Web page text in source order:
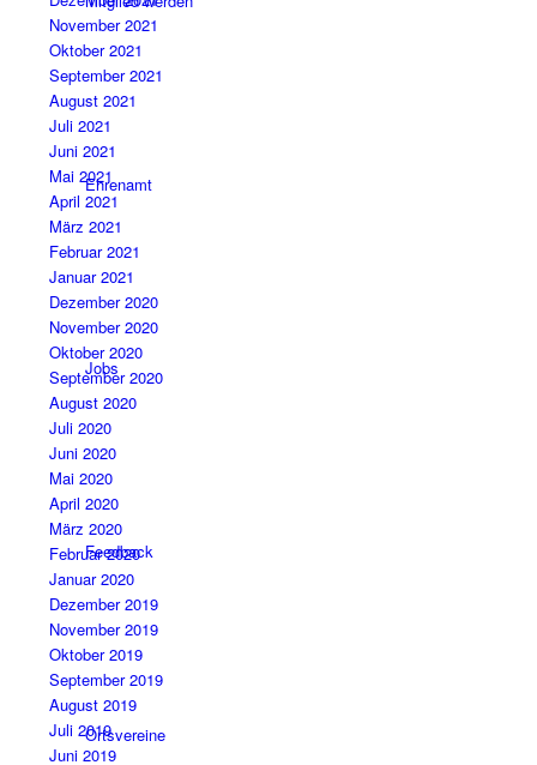
Ehrenamt
Jobs
Feedback
Ortsvereine
November 2021
Oktober 2021
September 2021
August 2021
Juli 2021
Juni 2021
Mai 2021
April 2021
März 2021
Februar 2021
Januar 2021
Dezember 2020
November 2020
Oktober 2020
September 2020
August 2020
Juli 2020
Juni 2020
Mai 2020
April 2020
März 2020
Februar 2020
Januar 2020
Dezember 2019
November 2019
Oktober 2019
September 2019
August 2019
Juli 2019
Juni 2019